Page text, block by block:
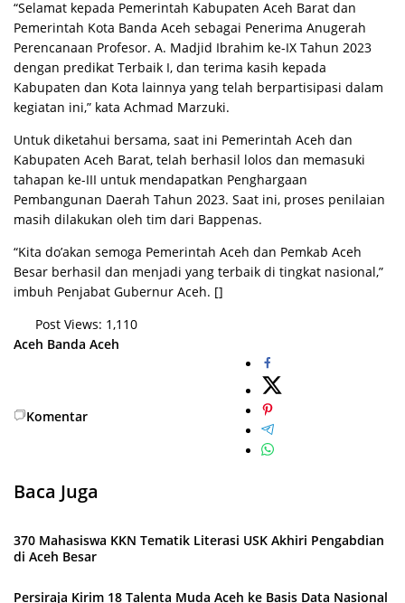
“Selamat kepada Pemerintah Kabupaten Aceh Barat dan
Pemerintah Kota Banda Aceh sebagai Penerima Anugerah
Perencanaan Profesor. A. Madjid Ibrahim ke-IX Tahun 2023
dengan predikat Terbaik I, dan terima kasih kepada
Kabupaten dan Kota lainnya yang telah berpartisipasi dalam
kegiatan ini,” kata Achmad Marzuki.
Untuk diketahui bersama, saat ini Pemerintah Aceh dan
Kabupaten Aceh Barat, telah berhasil lolos dan memasuki
tahapan ke-III untuk mendapatkan Penghargaan
Pembangunan Daerah Tahun 2023. Saat ini, proses penilaian
masih dilakukan oleh tim dari Bappenas.
“Kita do’akan semoga Pemerintah Aceh dan Pemkab Aceh
Besar berhasil dan menjadi yang terbaik di tingkat nasional,”
imbuh Penjabat Gubernur Aceh. []
Post Views: 1,110
Aceh Banda Aceh
Komentar
Baca Juga
370 Mahasiswa KKN Tematik Literasi USK Akhiri Pengabdian
di Aceh Besar
Persiraja Kirim 18 Talenta Muda Aceh ke Basis Data Nasional